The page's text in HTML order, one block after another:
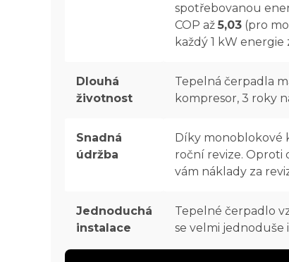
spotřebovanou
COP až 5,03 (pro
každý 1 kW
Dlouhá
životnost
Tepelná čerpadla
kompresor, 3 roky
Snadná
údržba
Díky monoblokové
roční revize. Oproti
vám náklady za
Jednoduchá
instalace
Tepelné čerpadlo
se velmi jednoduše